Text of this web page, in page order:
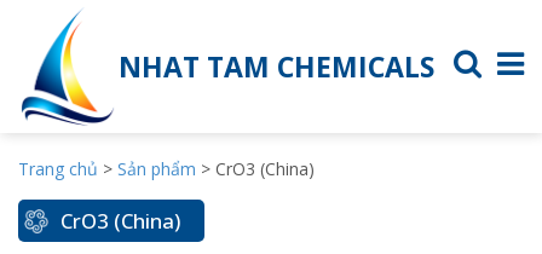
NHAT TAM CHEMICALS
Trang chủ > Sản phẩm > CrO3 (China)
CrO3 (China)